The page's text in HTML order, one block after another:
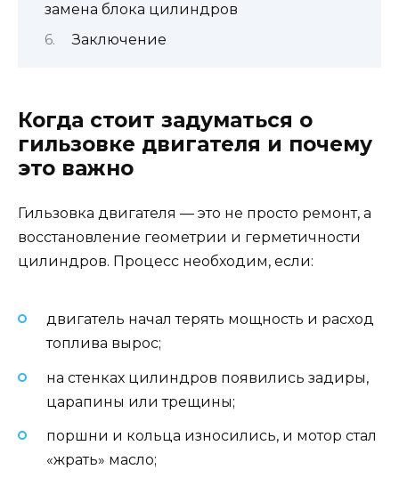
замена блока цилиндров
Заключение
Когда стоит задуматься о
гильзовке двигателя и почему
это важно
Гильзовка двигателя — это не просто ремонт, а
восстановление геометрии и герметичности
цилиндров. Процесс необходим, если:
двигатель начал терять мощность и расход
топлива вырос;
на стенках цилиндров появились задиры,
царапины или трещины;
поршни и кольца износились, и мотор стал
«жрать» масло;